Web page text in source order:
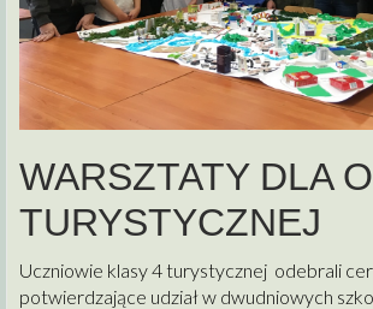
WARSZTATY DLA
TURYSTYCZNEJ
Uczniowie klasy 4 turystycznej odebrali
potwierdzające udział w dwudniowych